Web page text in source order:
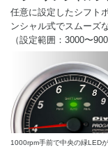
任意に設定したシフト
ンシャル式でスムーズ
（設定範囲：3000〜
1000rpm手前で中央の緑LED